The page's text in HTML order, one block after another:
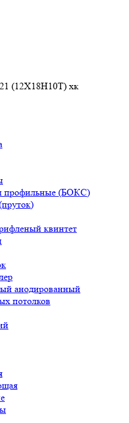
(12Х18Н10Т) хк
профильные (БОКС)
квинтет
анодированный
потолков